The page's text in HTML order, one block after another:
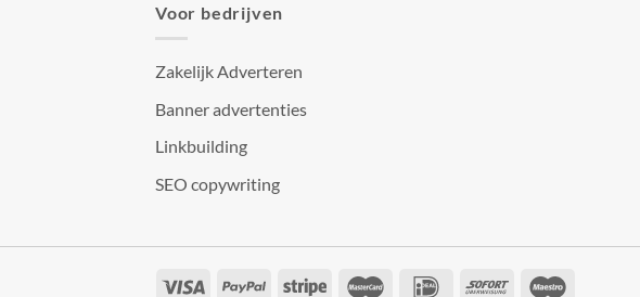
Voor bedrijven
Zakelijk Adverteren
Banner advertenties
Linkbuilding
SEO copywriting